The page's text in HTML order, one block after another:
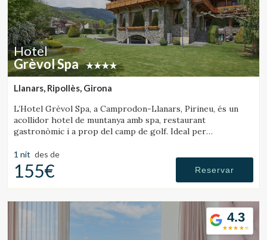
Hotel
Grèvol Spa
Llanars, Ripollès, Girona
L’Hotel Grèvol Spa, a Camprodon-Llanars, Pirineu, és un
acollidor hotel de muntanya amb spa, restaurant
gastronòmic i a prop del camp de golf. Ideal per
1 nit des de
155€ Reservar
4.3